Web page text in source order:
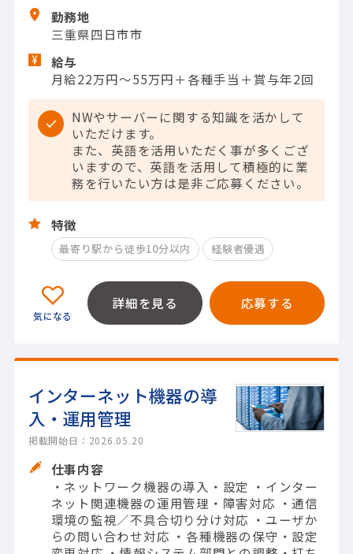
勤務地
三重県四日市市
給与
月給22万円～55万円＋各種手当＋賞与年2回
NWやサーバーに関する知識を活かして
いただけます。
また、英語を活用いただく事が多くござ
いますので、英語を活用して積極的に業
務を行いたい方は是非ご応募ください。
特徴
最寄り駅から徒歩10分以内 経験者優遇
詳細を見る 応募する
インターネット機器の導
入・運用管理
掲載開始日：2026.05.20
仕事内容
・ネットワーク機器の導入・設定 ・インター
ネット関連機器の運用管理・障害対応 ・通信
環境の監視／不具合切り分け対応 ・ユーザか
らの問い合わせ対応 ・各種機器の保守・設定